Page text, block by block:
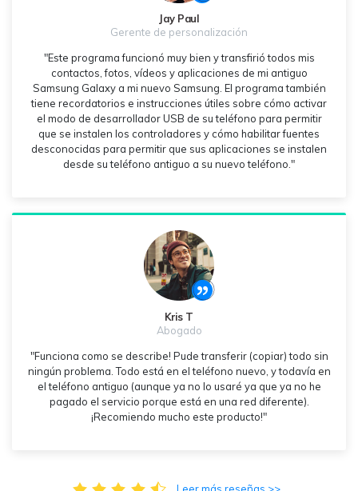
Jay Paul
Gerente de personalización
"Este programa funcionó muy bien y transfirió todos mis
contactos, fotos, vídeos y aplicaciones de mi antiguo
Samsung Galaxy a mi nuevo Samsung. El programa también
tiene recordatorios e instrucciones útiles sobre cómo activar
el modo de desarrollador USB de su teléfono para permitir
que se instalen los controladores y cómo habilitar fuentes
desconocidas para permitir que sus aplicaciones se instalen
desde su teléfono antiguo a su nuevo teléfono."
Kris T
Abogado
"Funciona como se describe! Pude transferir (copiar) todo sin
ningún problema. Todo está en el teléfono nuevo, y todavía en
el teléfono antiguo (aunque ya no lo usaré ya que ya no he
pagado el servicio porque está en una red diferente).
¡Recomiendo mucho este producto!"